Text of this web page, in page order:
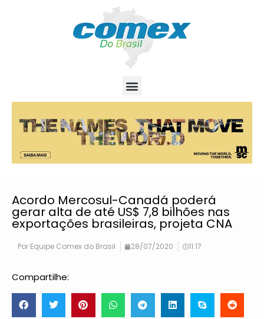
Acordo Mercosul-Canadá poderá
gerar alta de até US$ 7,8 bilhões nas
exportações brasileiras, projeta CNA
Por Equipe Comex do Brasil 28/07/2020 11:17
Compartilhe: